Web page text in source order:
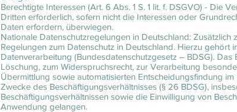
Berechtigte Interessen (Art. 6 Abs. 1 S. 1 lit. f. DSGVO) - Die
Dritten erforderlich, sofern nicht die Interessen oder
Daten erfordern, überwiegen.
Nationale Datenschutzregelungen in Deutschland:
Regelungen zum Datenschutz in Deutschland. Hierzu
Datenverarbeitung (Bundesdatenschutzgesetz – BDSG).
Löschung, zum Widerspruchsrecht, zur Verarbeitung
Übermittlung sowie automatisierten Entscheidungsfindung
Zwecke des Beschäftigungsverhältnisses (§ 26 BDSG),
Beschäftigungsverhältnissen sowie die Einwilligung von
Anwendung gelangen.